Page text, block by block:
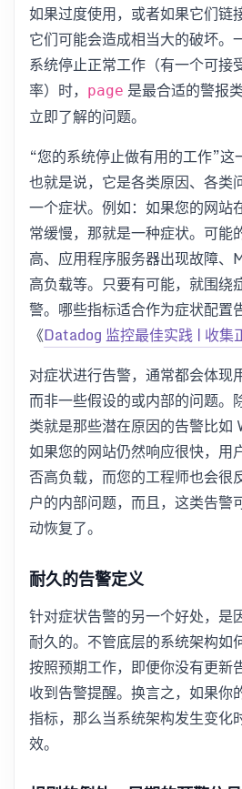
如果过度使用，或者如果它们链
它们可能会造成相当大的破坏。
系统停止正常工作（有一个可接
率）时， page 是最合适的警报
立即了解的问题。
“您的系统停止做有用的工作”这
也就是说，它是各类原因、各类
一个症状。例如：如果您的网站
常缓慢，那就是一种症状。可能
高、应用程序服务器出现故障、
高负载等。只要有可能，就围绕
警。哪些指标适合作为症状配置
《Datadog 监控最佳实践 | 收集
对症状进行告警，通常都会体现
而非一些假设的或内部的问题。
类就是那些潜在原因的告警比如
如果您的网站仍然响应很快，用
否高负载，而您的工程师也会很
户的内部问题，而且，这类告警
动恢复了。
耐久的告警定义
针对症状告警的另一个好处，是
耐久的。不管底层的系统架构如
按照预期工作，即便你没有更新
收到告警提醒。换言之，如果你
指标，那么当系统架构发生变化
效。